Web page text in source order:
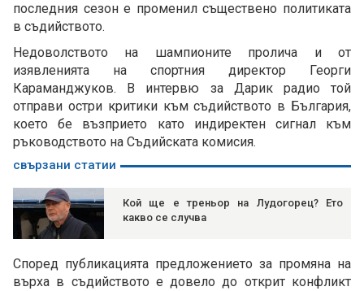
последния сезон е променил съществено политиката
в съдийството.
Недоволството на шампионите пролича и от
изявленията на спортния директор Георги
Караманджуков. В интервю за Дарик радио той
отправи остри критики към съдийството в България,
което бе възприето като индиректен сигнал към
ръководството на Съдийската комисия.
свързани статии
Кой ще е треньор на Лудогорец? Ето
какво се случва
Според публикацията предложението за промяна на
върха в съдийството е довело до открит конфликт